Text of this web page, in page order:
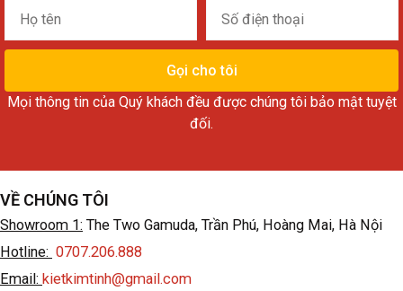
Họ
tên
điện
thoại
Gọi cho tôi
Mọi thông tin của Quý khách đều được chúng tôi bảo mật tuyệt
đối.
VỀ CHÚNG TÔI
Showroom 1: The Two Gamuda, Trần Phú, Hoàng Mai, Hà Nội
Hotline: 0707.206.888
Email: kietkimtinh@gmail.com